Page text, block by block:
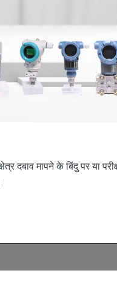
दबाव मापने के बिंदु पर या